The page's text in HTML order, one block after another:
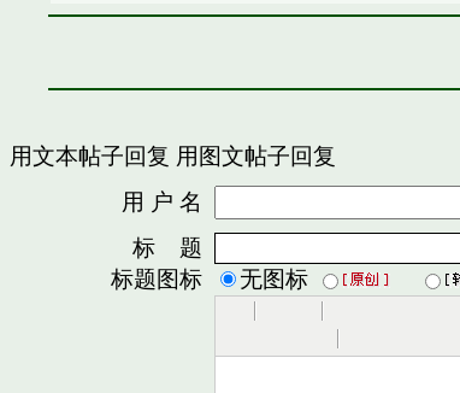
用文本帖子回复 用图文帖子回复
用 户 名
标 题
标题图标
无图标